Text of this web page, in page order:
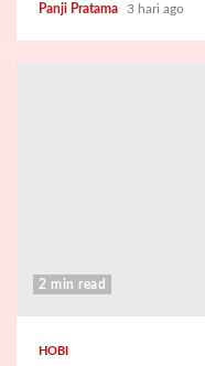
Panji Pratama 3 hari ago
2 min read
HOBI